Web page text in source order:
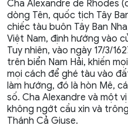
Cha Alexandre de Rhodes
dòng Tên, quốc tịch Tây
chiếc tàu buôn Tây Ban
Việt Nam, định hướng vào
Tuy nhiên, vào ngày 17/3/
trên biển Nam Hải, khiến
mọi cách để ghé tàu vào
làm hướng, đó là hòn Mê,
số. Cha Alexandre và một
không ngớt cầu xin và
Thánh Cả Giuse.